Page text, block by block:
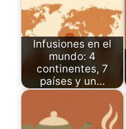
Infusiones en el
mundo: 4
continentes, 7
países y un…